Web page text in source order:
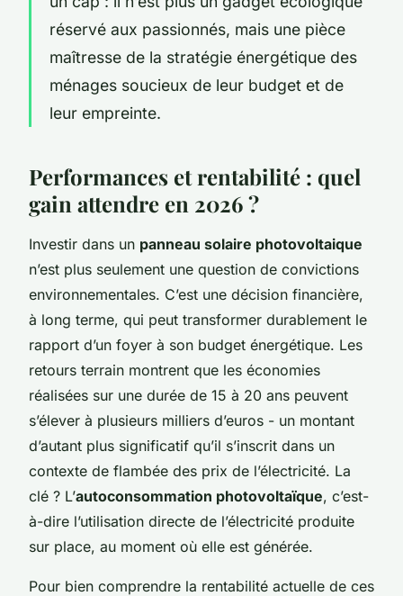
réservé aux passionnés, mais une pièce
maîtresse de la stratégie énergétique des
ménages soucieux de leur budget et de
leur empreinte.
Performances et rentabilité : quel
gain attendre en 2026 ?
Investir dans un panneau solaire photovoltaique
n’est plus seulement une question de convictions
environnementales. C’est une décision financière,
à long terme, qui peut transformer durablement le
rapport d’un foyer à son budget énergétique. Les
retours terrain montrent que les économies
réalisées sur une durée de 15 à 20 ans peuvent
s’élever à plusieurs milliers d’euros - un montant
d’autant plus significatif qu’il s’inscrit dans un
contexte de flambée des prix de l’électricité. La
clé ? L’autoconsommation photovoltaïque, c’est-
à-dire l’utilisation directe de l’électricité produite
sur place, au moment où elle est générée.
Pour bien comprendre la rentabilité actuelle de ces